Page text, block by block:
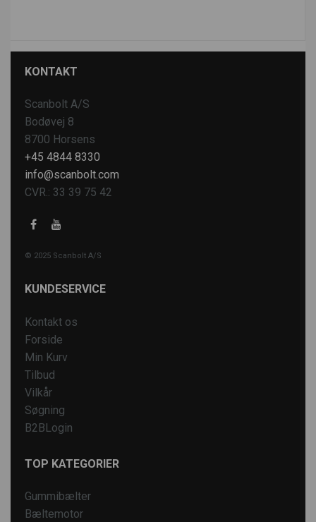
KONTAKT
Scanbolt A/S
Bodøvej 8
8700 Horsens
+45 4844 8330
info@scanbolt.com
CVR.: 33 39 75 42
© 2025 Scanbolt A/S
KUNDESERVICE
Kontakt os
Forside
Min Kurv
Tilbud
Vilkår
Søgning
B2BLogin
TOP KATEGORIER
Gummibælter
Bæltemotor